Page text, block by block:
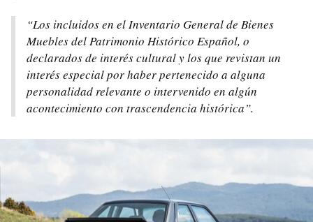
“Los incluidos en el Inventario General de Bienes
Muebles del Patrimonio Histórico Español, o
declarados de interés cultural y los que revistan un
interés especial por haber pertenecido a alguna
personalidad relevante o intervenido en algún
acontecimiento con trascendencia histórica”.